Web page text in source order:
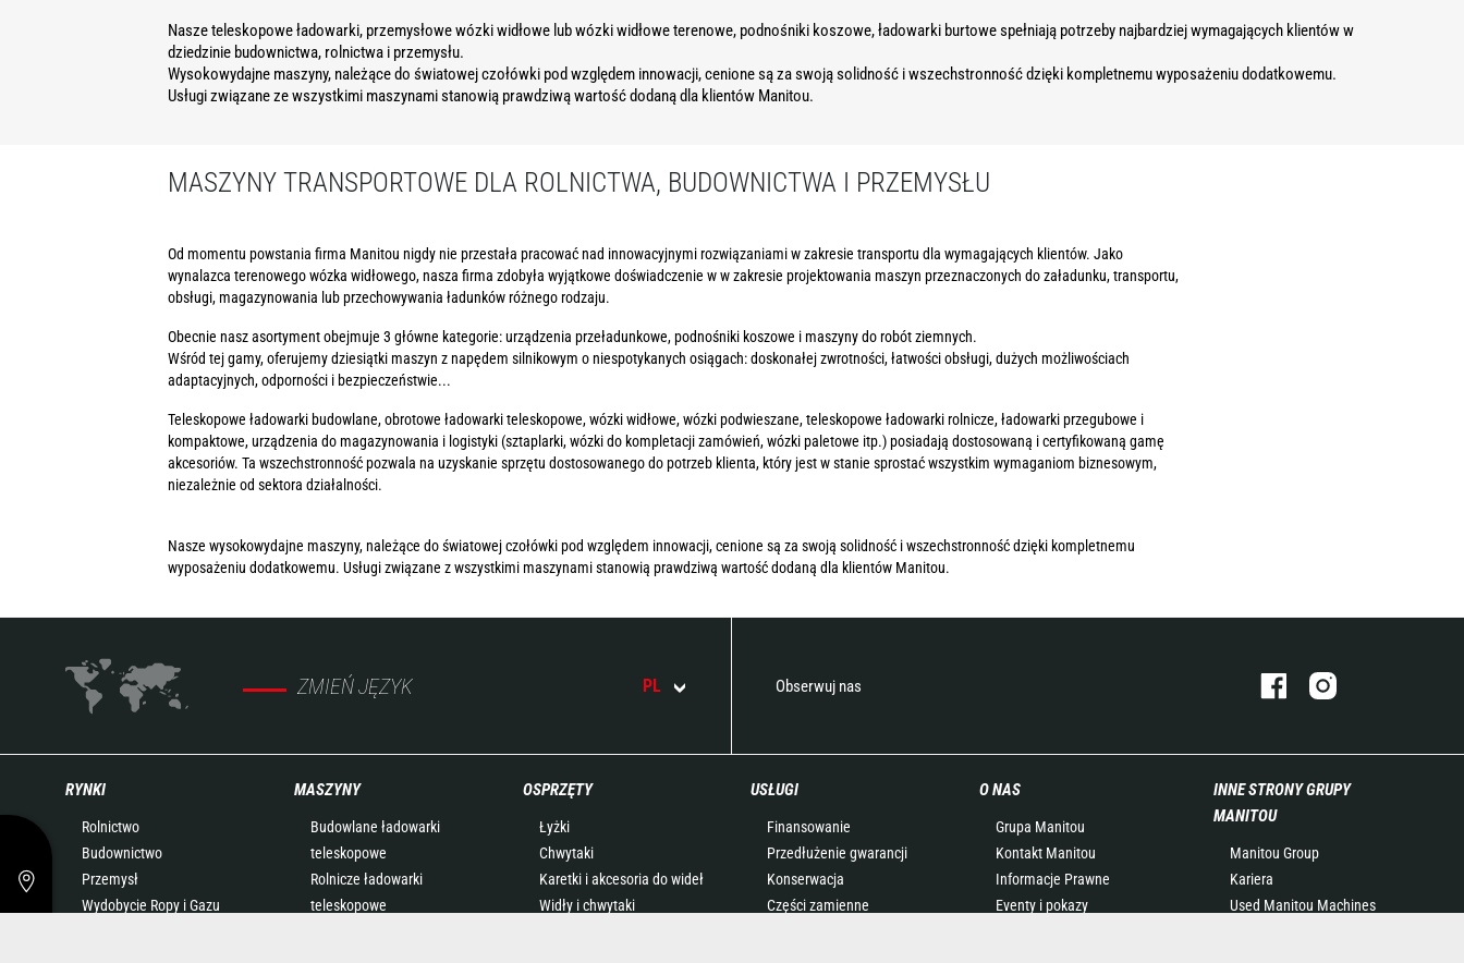
Nasze teleskopowe ładowarki, przemysłowe wózki widłowe lub wózki widłowe terenowe, podnośniki koszowe, ładowarki burtowe spełniają potrzeby najbardziej wymagających klientów w
dziedzinie budownictwa, rolnictwa i przemysłu.
Wysokowydajne maszyny, należące do światowej czołówki pod względem innowacji, cenione są za swoją solidność i wszechstronność dzięki kompletnemu wyposażeniu dodatkowemu.
Usługi związane ze wszystkimi maszynami stanowią prawdziwą wartość dodaną dla klientów Manitou.
MASZYNY TRANSPORTOWE DLA ROLNICTWA, BUDOWNICTWA I PRZEMYSŁU
Od momentu powstania firma Manitou nigdy nie przestała pracować nad innowacyjnymi rozwiązaniami w zakresie transportu dla wymagających klientów. Jako
wynalazca terenowego wózka widłowego, nasza firma zdobyła wyjątkowe doświadczenie w w zakresie projektowania maszyn przeznaczonych do załadunku, transportu,
obsługi, magazynowania lub przechowywania ładunków różnego rodzaju.
Obecnie nasz asortyment obejmuje 3 główne kategorie: urządzenia przeładunkowe, podnośniki koszowe i maszyny do robót ziemnych.
Wśród tej gamy, oferujemy dziesiątki maszyn z napędem silnikowym o niespotykanych osiągach: doskonałej zwrotności, łatwości obsługi, dużych możliwościach
adaptacyjnych, odporności i bezpieczeństwie...
Teleskopowe ładowarki budowlane, obrotowe ładowarki teleskopowe, wózki widłowe, wózki podwieszane, teleskopowe ładowarki rolnicze, ładowarki przegubowe i
kompaktowe, urządzenia do magazynowania i logistyki (sztaplarki, wózki do kompletacji zamówień, wózki paletowe itp.) posiadają dostosowaną i certyfikowaną gamę
akcesoriów. Ta wszechstronność pozwala na uzyskanie sprzętu dostosowanego do potrzeb klienta, który jest w stanie sprostać wszystkim wymaganiom biznesowym,
niezależnie od sektora działalności.
Nasze wysokowydajne maszyny, należące do światowej czołówki pod względem innowacji, cenione są za swoją solidność i wszechstronność dzięki kompletnemu
wyposażeniu dodatkowemu. Usługi związane z wszystkimi maszynami stanowią prawdziwą wartość dodaną dla klientów Manitou.
ZMIEŃ JĘZYK PL Obserwuj nas
RYNKI
Rolnictwo
Budownictwo
Przemysł
Wydobycie Ropy i Gazu
MASZYNY
Budowlane ładowarki
teleskopowe
Rolnicze ładowarki
teleskopowe
OSPRZĘTY
Łyżki
Chwytaki
Karetki i akcesoria do wideł
Widły i chwytaki
USŁUGI
Finansowanie
Przedłużenie gwarancji
Konserwacja
Części zamienne
O NAS
Grupa Manitou
Kontakt Manitou
Informacje Prawne
Eventy i pokazy
INNE STRONY GRUPY
MANITOU
Manitou Group
Kariera
Used Manitou Machines